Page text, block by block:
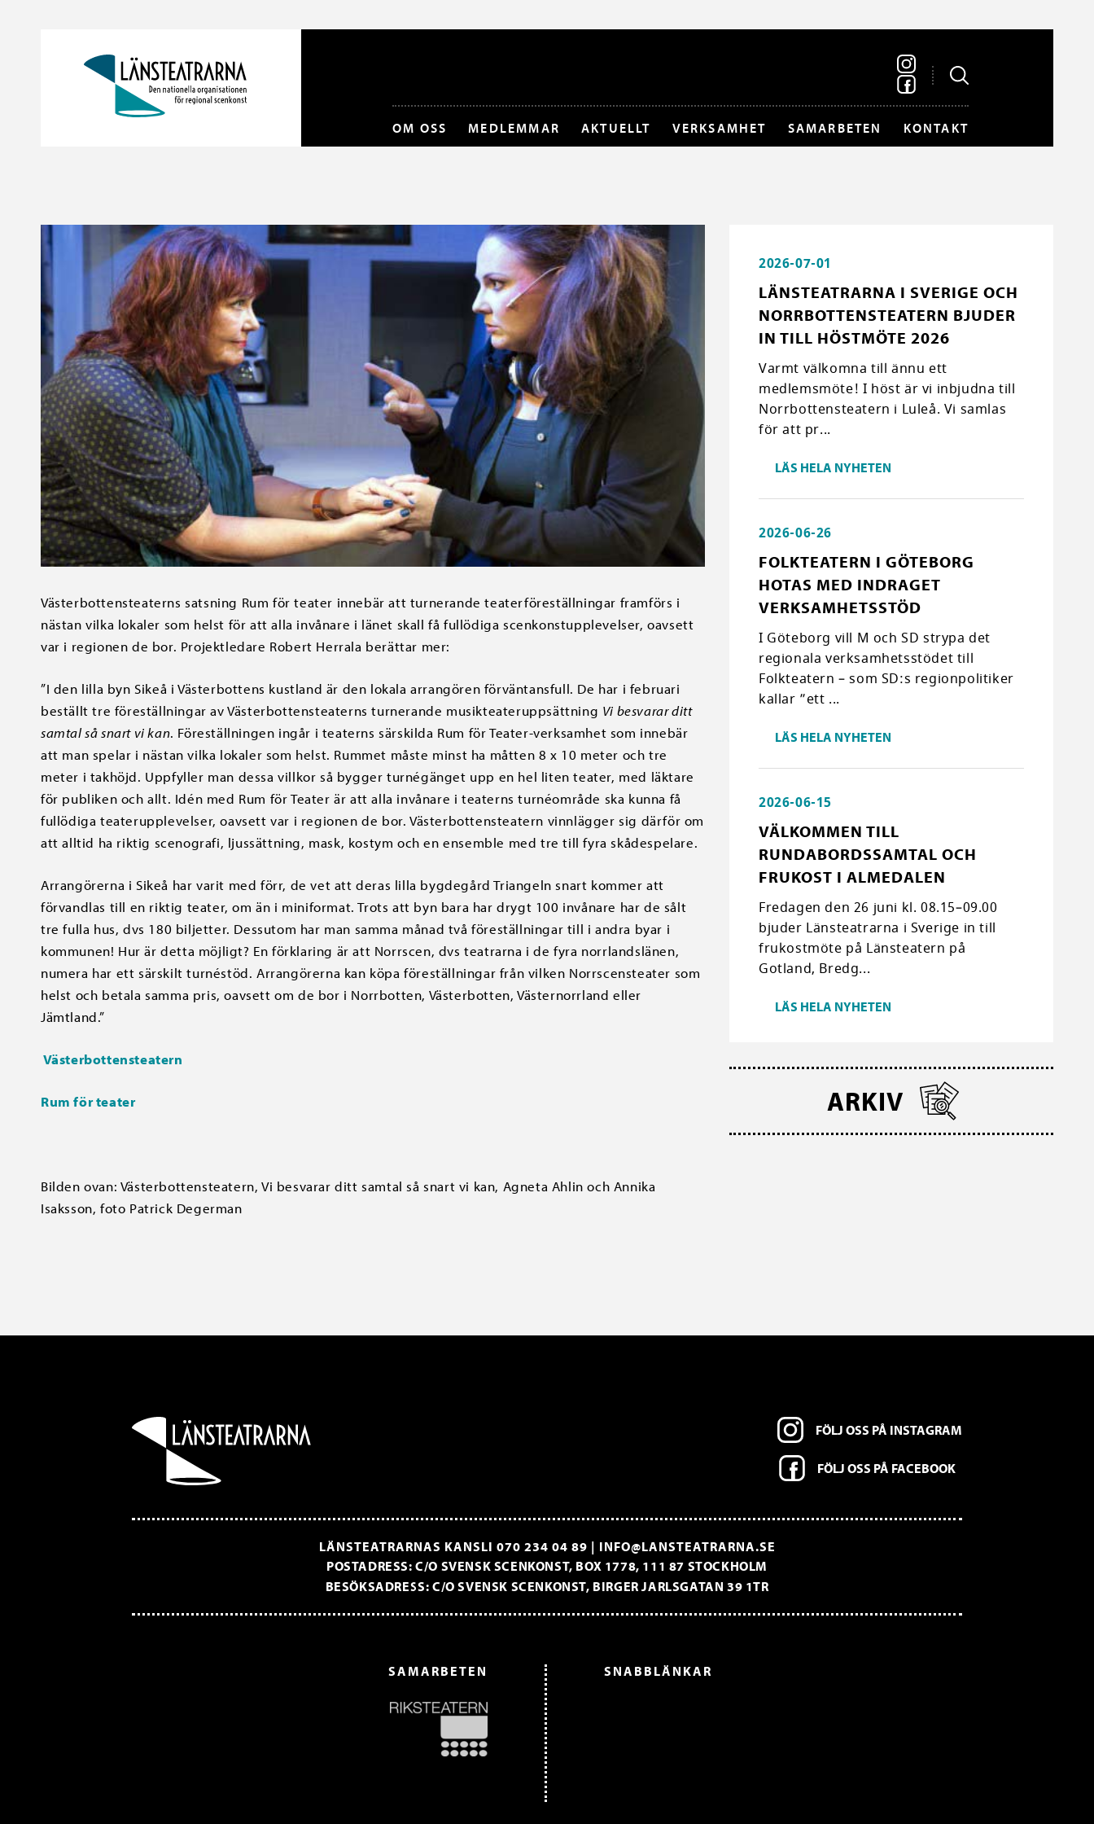
OM OSS MEDLEMMAR AKTUELLT VERKSAMHET SAMARBETEN KONTAKT
Västerbottensteaterns satsning Rum för teater innebär att turnerande teaterföreställningar framförs i
nästan vilka lokaler som helst för att alla invånare i länet skall få fullödiga scenkonstupplevelser, oavsett
var i regionen de bor. Projektledare Robert Herrala berättar mer:
”I den lilla byn Sikeå i Västerbottens kustland är den lokala arrangören förväntansfull. De har i februari
beställt tre föreställningar av Västerbottensteaterns turnerande musikteateruppsättning Vi besvarar ditt
samtal så snart vi kan. Föreställningen ingår i teaterns särskilda Rum för Teater-verksamhet som innebär
att man spelar i nästan vilka lokaler som helst. Rummet måste minst ha måtten 8 x 10 meter och tre
meter i takhöjd. Uppfyller man dessa villkor så bygger turnégänget upp en hel liten teater, med läktare
för publiken och allt. Idén med Rum för Teater är att alla invånare i teaterns turnéområde ska kunna få
fullödiga teaterupplevelser, oavsett var i regionen de bor. Västerbottensteatern vinnlägger sig därför om
att alltid ha riktig scenografi, ljussättning, mask, kostym och en ensemble med tre till fyra skådespelare.
Arrangörerna i Sikeå har varit med förr, de vet att deras lilla bygdegård Triangeln snart kommer att
förvandlas till en riktig teater, om än i miniformat. Trots att byn bara har drygt 100 invånare har de sålt
tre fulla hus, dvs 180 biljetter. Dessutom har man samma månad två föreställningar till i andra byar i
kommunen! Hur är detta möjligt? En förklaring är att Norrscen, dvs teatrarna i de fyra norrlandslänen,
numera har ett särskilt turnéstöd. Arrangörerna kan köpa föreställningar från vilken Norrscensteater som
helst och betala samma pris, oavsett om de bor i Norrbotten, Västerbotten, Västernorrland eller
Jämtland.”
Västerbottensteatern
Rum för teater
Bilden ovan: Västerbottensteatern, Vi besvarar ditt samtal så snart vi kan, Agneta Ahlin och Annika
Isaksson, foto Patrick Degerman
2026-07-01
LÄNSTEATRARNA I SVERIGE OCH
NORRBOTTENSTEATERN BJUDER
IN TILL HÖSTMÖTE 2026
Varmt välkomna till ännu ett
medlemsmöte! I höst är vi inbjudna till
Norrbottensteatern i Luleå. Vi samlas
för att pr...
LÄS HELA NYHETEN
2026-06-26
FOLKTEATERN I GÖTEBORG
HOTAS MED INDRAGET
VERKSAMHETSSTÖD
I Göteborg vill M och SD strypa det
regionala verksamhetsstödet till
Folkteatern – som SD:s regionpolitiker
kallar ”ett ...
LÄS HELA NYHETEN
2026-06-15
VÄLKOMMEN TILL
RUNDABORDSSAMTAL OCH
FRUKOST I ALMEDALEN
Fredagen den 26 juni kl. 08.15–09.00
bjuder Länsteatrarna i Sverige in till
frukostmöte på Länsteatern på
Gotland, Bredg...
LÄS HELA NYHETEN
ARKIV
FÖLJ OSS PÅ INSTAGRAM
FÖLJ OSS PÅ FACEBOOK
LÄNSTEATRARNAS KANSLI 070 234 04 89 | INFO@LANSTEATRARNA.SE
POSTADRESS: C/O SVENSK SCENKONST, BOX 1778, 111 87 STOCKHOLM
BESÖKSADRESS: C/O SVENSK SCENKONST, BIRGER JARLSGATAN 39 1TR
SAMARBETEN SNABBLÄNKAR